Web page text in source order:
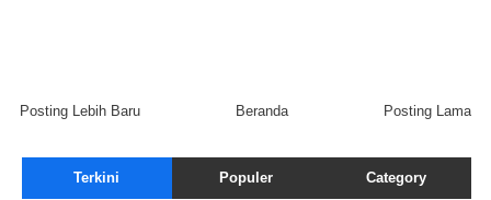
Posting Lebih Baru Posting Lama
Beranda
Terkini Populer Category